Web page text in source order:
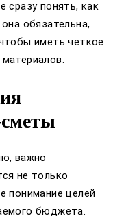
сразу понять, как
обязательна,
иметь четкое
важно
не только
понимание целей
бюджета.